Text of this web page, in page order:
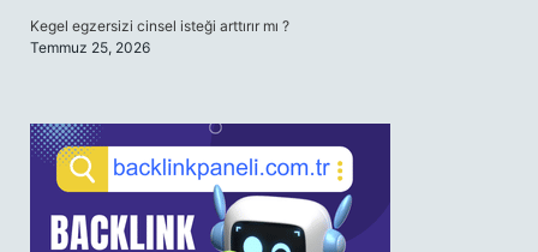
Kegel egzersizi cinsel isteği arttırır mı ?
Temmuz 25, 2026